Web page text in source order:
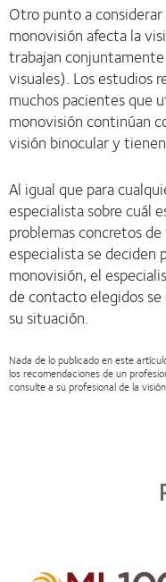
Otro punto a
monovisión afecta la
trabajan
visuales). Los estudios
muchos pacientes que
monovisión continúan
visión binocular y
Al igual que para
especialista sobre cuál
problemas concretos
especialista se
monovisión, el
de contacto elegidos se
su situación.
Nada de lo publicado en este
los recomendaciones de un
consulte a su profesional de la